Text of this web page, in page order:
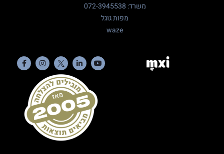
משרד: 072-3945538
מפות גוגל
waze